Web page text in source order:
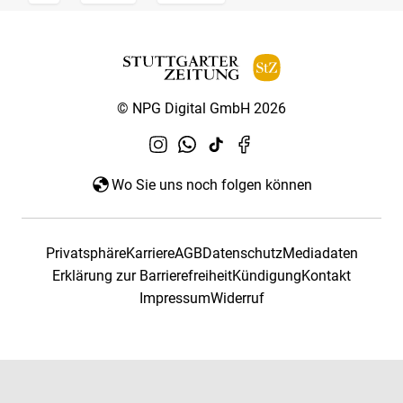
© NPG Digital GmbH 2026
Wo Sie uns noch folgen können
PrivatsphäreKarriereAGBDatenschutzMediadaten
Erklärung zur BarrierefreiheitKündigungKontakt
ImpressumWiderruf